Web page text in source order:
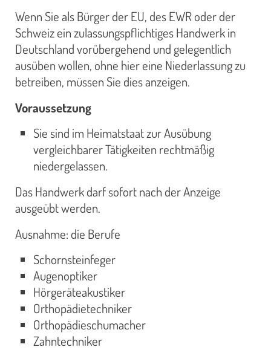
Wenn Sie als Bürger der EU, des EWR oder der
Schweiz ein zulassungspflichtiges Handwerk in
Deutschland vorübergehend und gelegentlich
ausüben wollen, ohne hier eine Niederlassung zu
betreiben, müssen Sie dies anzeigen.
Voraussetzung
Sie sind im Heimatstaat zur Ausübung
vergleichbarer Tätigkeiten rechtmäßig
niedergelassen.
Das Handwerk darf sofort nach der Anzeige
ausgeübt werden.
Ausnahme: die Berufe
Schornsteinfeger
Augenoptiker
Hörgeräteakustiker
Orthopädietechniker
Orthopädieschumacher
Zahntechniker